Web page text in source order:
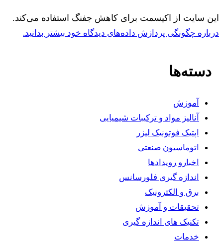
این سایت از اکیسمت برای کاهش جفنگ استفاده می‌کند.
درباره چگونگی پردازش داده‌های دیدگاه خود بیشتر بدانید.
دسته‌ها
آموزش
آنالیز مواد و ترکیبات شیمیایی
اپتیک فوتونیک لیزر
اتوماسیون صنعتی
اخبارو رویدادها
اندازه گیری فلورسانس
برق و الکترونیک
تحقیقات و آموزش
تکنیک های اندازه گیری
خدمات